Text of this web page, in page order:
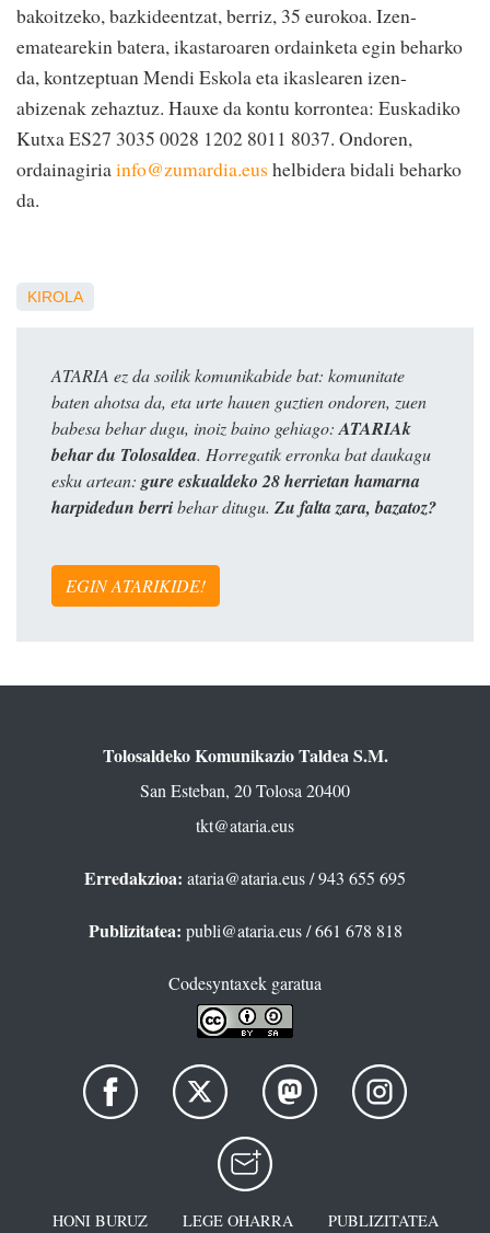
bakoitzeko, bazkideentzat, berriz, 35 eurokoa. Izen-
ematearekin batera, ikastaroaren ordainketa egin beharko
da, kontzeptuan Mendi Eskola eta ikaslearen izen-
abizenak zehaztuz. Hauxe da kontu korrontea: Euskadiko
Kutxa ES27 3035 0028 1202 8011 8037. Ondoren,
ordainagiriainfo@zumardia.eus helbidera bidali beharko
da.
KIROLA
ATARIA ez da soilik komunikabide bat: komunitate
baten ahotsa da, eta urte hauen guztien ondoren, zuen
babesa behar dugu, inoiz baino gehiago: ATARIAk
behar du Tolosaldea. Horregatik erronka bat daukagu
esku artean: gure eskualdeko 28 herrietan hamarna
harpidedun berribehar ditugu. Zu falta zara, bazatoz?
EGIN ATARIKIDE!
Tolosaldeko Komunikazio Taldea S.M.
San Esteban, 20 Tolosa 20400
tkt@ataria.eus
Erredakzioa: ataria@ataria.eus/ 943 655 695
Publizitatea: publi@ataria.eus/ 661 678 818
Codesyntaxek garatua
HONI BURUZ LEGE OHARRA
PUBLIZITATEA